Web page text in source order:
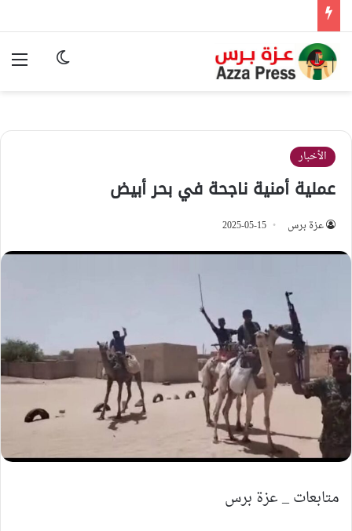
الوضع
الأخبار
عملية أمنية ناجحة في بحر أبيض
عزة برس 2025-05-15
متابعات _ عزة برس